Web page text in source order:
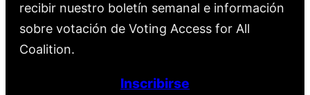
recibir nuestro boletín semanal e información
sobre votación de Voting Access for All
Coalition.
Inscribirse